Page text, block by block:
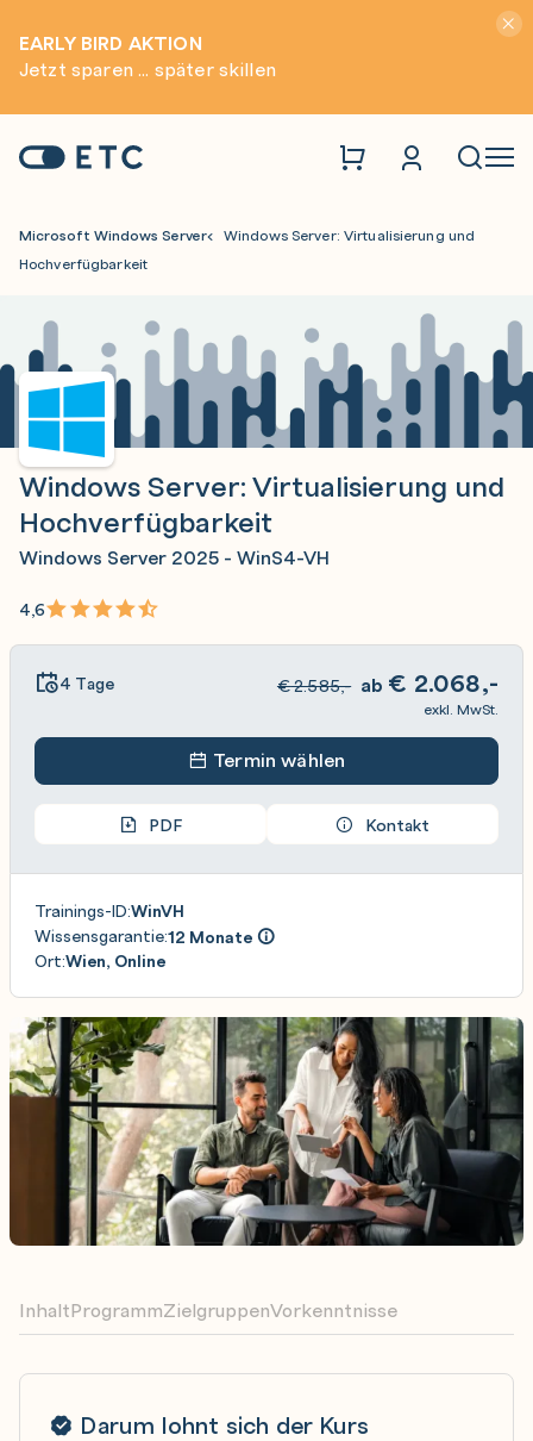
EARLY BIRD AKTION
Jetzt sparen ... später skillen
Startseite: ETC
Microsoft Windows Server
Windows Server: Virtualisierung und
Hochverfügbarkeit
Windows Server: Virtualisierung und
Hochverfügbarkeit
Windows Server 2025 - WinS4-VH
4,6
Darum lohnt sich der Kurs
InhaltProgrammZielgruppenVorkenntnisse
4 Tage €2.585,- ab € 2.068,-
exkl. MwSt.
Termin wählen
PDF Kontakt
Trainings-ID:WinVH
Wissensgarantie:12 Monate
Ort:Wien, Online